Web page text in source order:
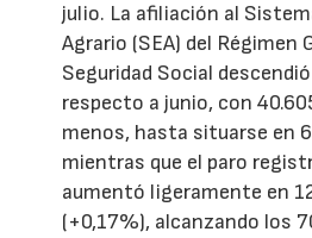
julio. La afiliación al
Agrario (SEA) del Régimen
Seguridad Social
respecto a junio, con
menos, hasta situarse en
mientras que el paro
aumentó ligeramente en
(+0,17%), alcanzando los